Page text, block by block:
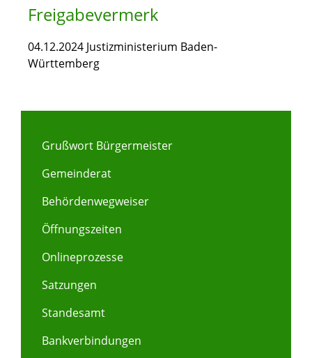
Freigabevermerk
04.12.2024 Justizministerium Baden-
Württemberg
Grußwort Bürgermeister
Gemeinderat
Behördenwegweiser
Öffnungszeiten
Onlineprozesse
Satzungen
Standesamt
Bankverbindungen